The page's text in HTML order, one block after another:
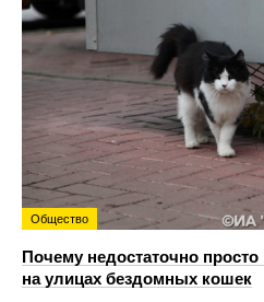
Общество
Почему недостаточно
на улицах бездомных кошек